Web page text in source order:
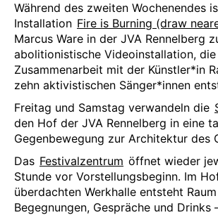
Während des zweiten Wochenendes
Installation Fire is Burning (draw
Marcus Ware in der JVA Rennelberg
abolitionistische Videoinstallation,
Zusammenarbeit mit der Künstler*in
zehn aktivistischen Sänger*innen
Freitag und Samstag verwandeln die
den Hof der JVA Rennelberg in eine
Gegenbewegung zur Architektur des
Das Festivalzentrum öffnet wieder
Stunde vor Vorstellungsbeginn. Im
überdachten Werkhalle entsteht
Begegnungen, Gespräche und Drinks